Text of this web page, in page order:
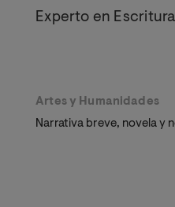
Experto en
Artes y Humanidades
Narrativa breve, novela y